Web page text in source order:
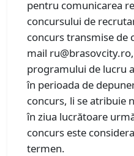
pentru comunicarea
concursului de
concurs transmise de
mail
programului de lucru
în perioada de
concurs, li se atribuie
în ziua lucrătoare
concurs este
termen.